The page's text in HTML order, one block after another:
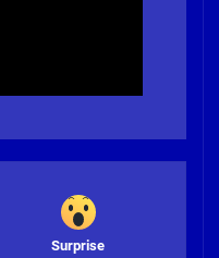
Surprise